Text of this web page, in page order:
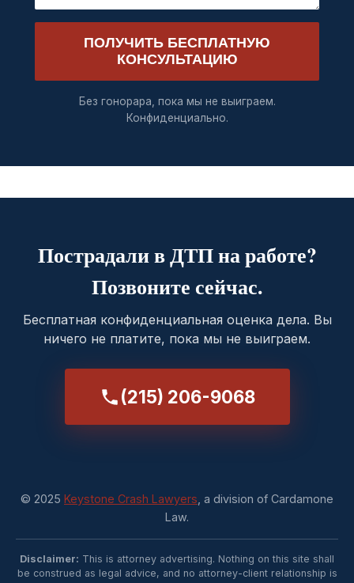
ПОЛУЧИТЬ БЕСПЛАТНУЮ
КОНСУЛЬТАЦИЮ
Без гонорара, пока мы не выиграем.
Конфиденциально.
Пострадали в ДТП на работе?
Позвоните сейчас.
Бесплатная конфиденциальная оценка дела. Вы
ничего не платите, пока мы не выиграем.
(215) 206-9068
© 2025 Keystone Crash Lawyers , a division of Cardamone
Law.
Disclaimer: This is attorney advertising. Nothing on this site shall
be construed as legal advice, and no attorney-client relationship is